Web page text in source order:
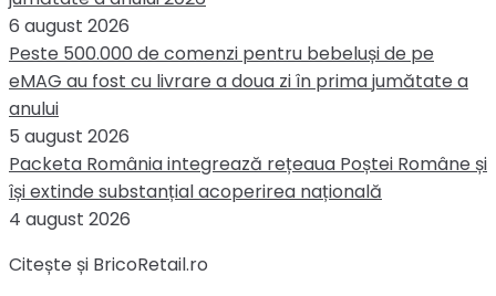
6 august 2026
Peste 500.000 de comenzi pentru bebeluși de pe
eMAG au fost cu livrare a doua zi în prima jumătate a
anului
5 august 2026
Packeta România integrează rețeaua Poștei Române și
își extinde substanțial acoperirea națională
4 august 2026
Citește și BricoRetail.ro